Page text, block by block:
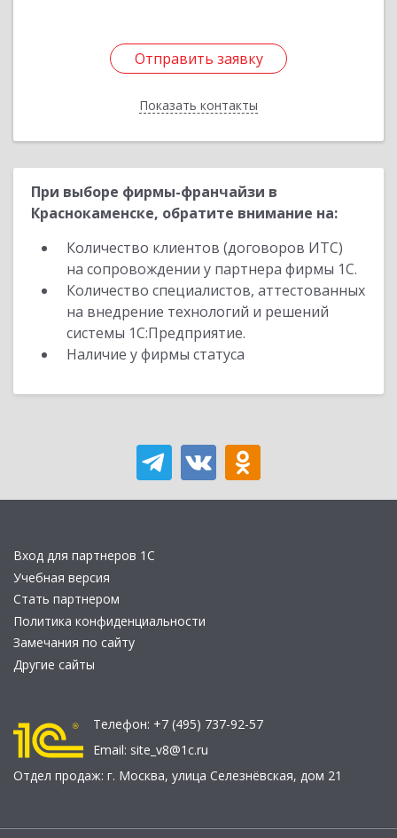
Отправить заявку
Показать контакты
Отправить заявку
Назад
При выборе фирмы-франчайзи в
Краснокаменске, обратите внимание на:
Количество клиентов (договоров ИТС)
на сопровождении у партнера фирмы 1С.
Количество специалистов, аттестованных
на внедрение технологий и решений
системы 1С:Предприятие.
Наличие у фирмы статуса
Вход для партнеров 1С
Учебная версия
Стать партнером
Политика конфиденциальности
Замечания по сайту
Другие сайты
Телефон: +7 (495) 737-92-57
Email: site_v8@1c.ru
Отдел продаж: г. Москва, улица Селезнёвская, дом 21